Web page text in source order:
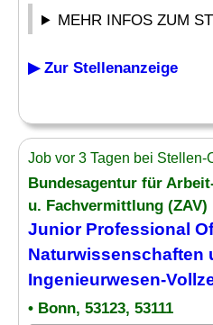
MEHR INFOS ZUM
▶ Zur Stellenanzeige
Job vor 3 Tagen bei Stellen-
Bundesagentur für
u. Fachvermittlung (ZAV)
Junior Professional
Naturwissenschaften
Ingenieurwesen-
• Bonn, 53123, 53111